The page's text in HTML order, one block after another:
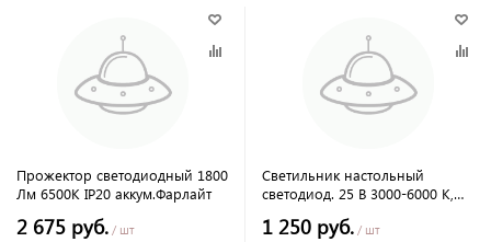
Прожектор светодиодный 1800
Лм 6500К IP20 аккум.Фарлайт
2 675 руб. / шт
Светильник настольный
светодиод. 25 В 3000-6000 К,
зарядка USB порт корич склад
1 250 руб. / шт